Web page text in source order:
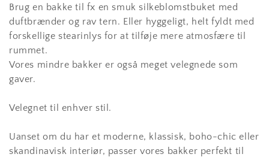
Brug en bakke til fx en smuk silkeblomstbuket med
duftbrænder og rav tern. Eller hyggeligt, helt fyldt med
forskellige stearinlys for at tilføje mere atmosfære til
rummet.
Vores mindre bakker er også meget velegnede som
gaver.
Velegnet til enhver stil.
Uanset om du har et moderne, klassisk, boho-chic eller
skandinavisk interiør, passer vores bakker perfekt til